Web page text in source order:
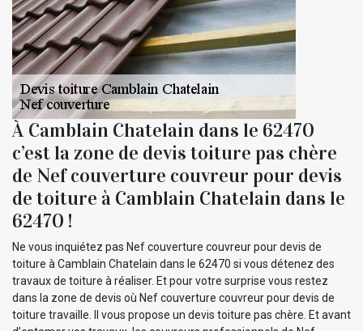
À Camblain Chatelain dans le 62470
c’est la zone de devis toiture pas chère
de Nef couverture couvreur pour devis
de toiture à Camblain Chatelain dans le
62470 !
Ne vous inquiétez pas Nef couverture couvreur pour devis de
toiture à Camblain Chatelain dans le 62470 si vous détenez des
travaux de toiture à réaliser. Et pour votre surprise vous restez
dans la zone de devis où Nef couverture couvreur pour devis de
toiture travaille. Il vous propose un devis toiture pas chère. Et avant